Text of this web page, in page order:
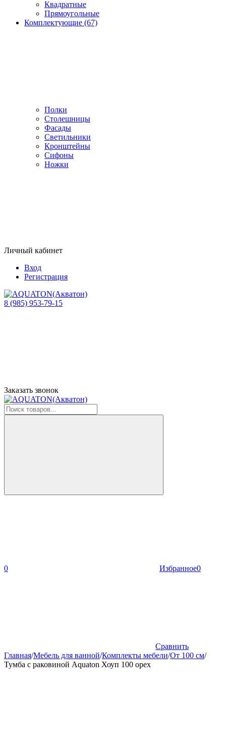
Квадратные
Прямоугольные
Комплектующие (67)
Полки
Столешницы
Фасады
Светильники
Кронштейны
Сифоны
Ножки
Личный кабинет
Вход
Регистрация
8 (985) 953-79-15
Заказать звонок
0 Избранное0
Сравнить
Главная/Мебель для ванной/Комплекты мебели/От 100 см/
Тумба с раковиной Aquaton Хоуп 100 орех